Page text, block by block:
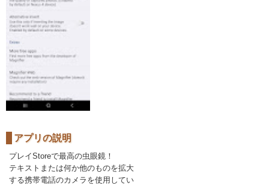
アプリの説明
プレイStoreで最高の虫眼鏡！
テキストまたは何か他のものを拡大
する携帯電話のカメラを使用してい